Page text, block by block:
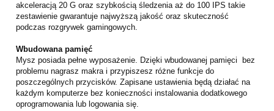
akceleracją 20 G oraz szybkością śledzenia aż do 100 IPS takie
zestawienie gwarantuje najwyższą jakość oraz skuteczność
podczas rozgrywek gamingowych.
Wbudowana pamięć
Mysz posiada pełne wyposażenie. Dzięki wbudowanej pamięci bez
problemu nagrasz makra i przypiszesz różne funkcje do
poszczególnych przycisków. Zapisane ustawienia będą działać na
każdym komputerze bez konieczności instalowania dodatkowego
oprogramowania lub logowania się.